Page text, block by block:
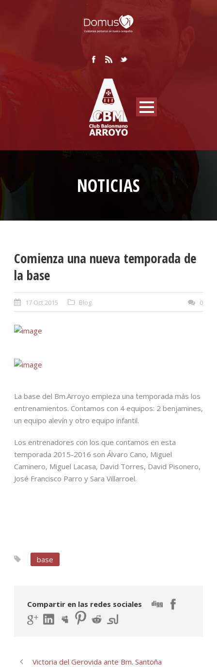
NOTICIAS
Comienza una nueva temporada de
la base
17 Oct 2015 Blog 0
La base del Bm.Arroyo empieza una temporada más los
entrenamientos. Contamos con 4 equipos: 2 benjamines,
un equipo alevín y otro equipo infantil.
Los entrenadores con los que contamos en esta
temporada 2015-2016 son Álvaro Cano, Miguel
Caminero, Miguel Lacasa, David Torres, David Pisonero,
José Francisco Parro y Sara Villarroel.
base
Compartir en las redes sociales
Victoria del Gerovida ante Bm. Santoña